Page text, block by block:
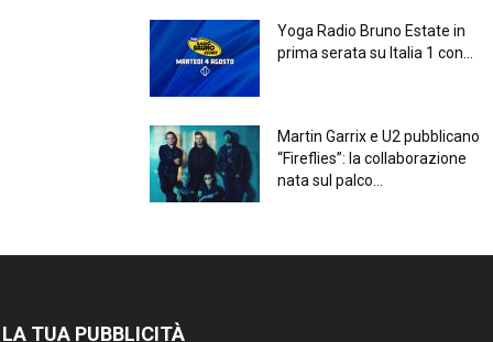
Yoga Radio Bruno Estate in
prima serata su Italia 1 con...
Martin Garrix e U2 pubblicano
“Fireflies”: la collaborazione
nata sul palco...
LA TUA PUBBLICITÀ